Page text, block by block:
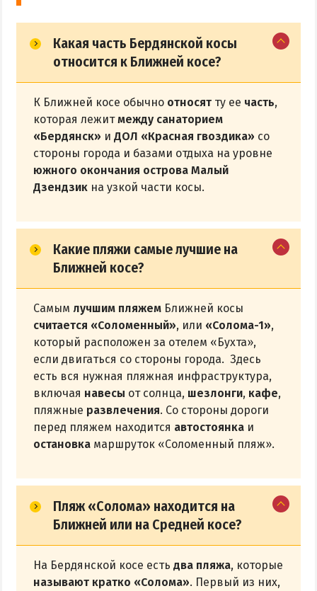
Какая часть Бердянской косы
относится к Ближней косе?
К Ближней косе обычно относят ту ее часть,
которая лежитмежду санаторием
«Бердянск» и ДОЛ «Красная гвоздика» со
стороны города и базами отдыха на уровне
южного окончания острова Малый
Дзендзик на узкой части косы.
Какие пляжи самые лучшие на
Ближней косе?
Самым лучшим пляжем Ближней косы
считается «Соломенный», или «Солома-1»,
который расположен за отелем «Бухта»,
если двигаться со стороны города. Здесь
есть вся нужная пляжная инфраструктура,
включая навесы от солнца, шезлонги, кафе,
пляжные развлечения. Со стороны дороги
перед пляжем находится автостоянка и
остановка маршруток «Соломенный пляж».
Пляж «Солома» находится на
Ближней или на Средней косе?
На Бердянской косе есть два пляжа, которые
называют кратко «Солома». Первый из них,